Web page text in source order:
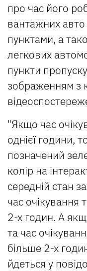
про час його
вантажних
пунктами, а
легкових
пункти
зображенням з
"Якщо час
однієї години,
позначений
колір на
середній стан
час очікування
2-х годин. А
та час
більше 2-х
йдеться у